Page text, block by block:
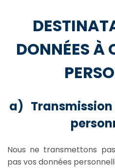
DONNÉES À
a) Transmission
Nous ne transmettons
pas vos données